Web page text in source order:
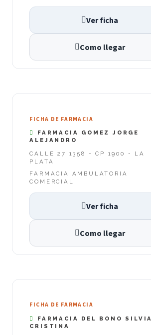
Ver ficha
Como llegar
FICHA DE FARMACIA
FARMACIA GOMEZ JORGE
ALEJANDRO
CALLE 27 1358 - CP 1900 - LA
PLATA
FARMACIA AMBULATORIA
COMERCIAL
Ver ficha
Como llegar
FICHA DE FARMACIA
FARMACIA DEL BONO SILVIA
CRISTINA